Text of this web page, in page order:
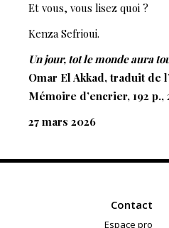
Et vous, vous lisez quoi ?
Kenza Sefrioui.
Un jour, tot le monde aura
Omar El Akkad, traduit de
Mémoire d’encrier, 192 p.,
27 mars 2026
Contact
Espace pro